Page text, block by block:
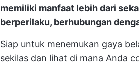
memiliki manfaat lebih dari
berperilaku, berhubungan
Siap untuk menemukan gaya
sekilas dan lihat di mana Anda